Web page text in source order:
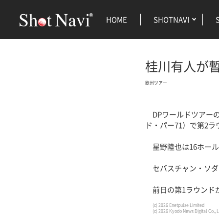
HOME SHOTNAVI
桂川有人が
欧州ツアー
DPワールドツアー
ド・パー71）で第2
星野陸也は16ホー
セバスチャン・ソ
前日の第1ラウンド
(c) 2026 Enetpulse Limited
(c) 2026 Kyodo News Digital Co.,